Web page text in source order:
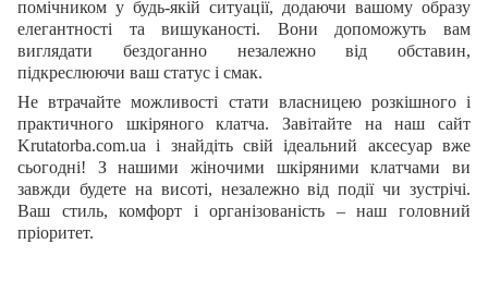
помічником у будь-якій ситуації, додаючи вашому образу
елегантності та вишуканості. Вони допоможуть вам
виглядати бездоганно незалежно від обставин,
підкреслюючи ваш статус і смак.
Не втрачайте можливості стати власницею розкішного і
практичного шкіряного клатча. Завітайте на наш сайт
Krutatorba.com.ua і знайдіть свій ідеальний аксесуар вже
сьогодні! З нашими жіночими шкіряними клатчами ви
завжди будете на висоті, незалежно від події чи зустрічі.
Ваш стиль, комфорт і організованість – наш головний
пріоритет.